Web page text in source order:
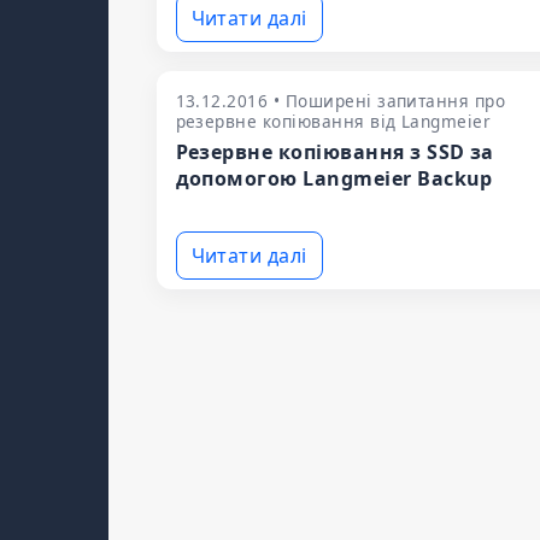
Читати далі
13.12.2016 • Поширені запитання про
резервне копіювання від Langmeier
Резервне копіювання з SSD за
допомогою Langmeier Backup
Читати далі